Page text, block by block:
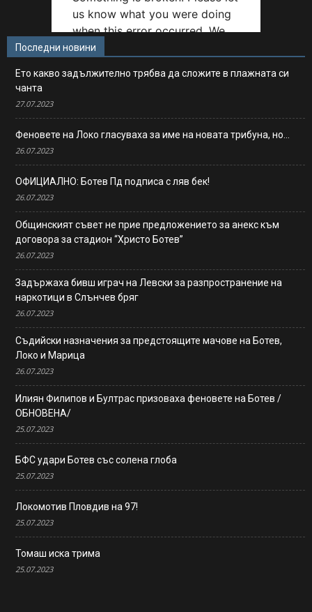
Последни новини
Ето какво задължително трябва да сложите в плажната си
чанта
27.07.2023
Феновете на Локо гласуваха за име на новата трибуна, но…
26.07.2023
ОФИЦИАЛНО: Ботев Пд подписа с ляв бек!
26.07.2023
Общинският съвет не прие предложението за анекс към
договора за стадион “Христо Ботев”
26.07.2023
Задържаха бивш играч на Левски за разпространение на
наркотици в Слънчев бряг
26.07.2023
Съдийски назначения за предстоящите мачове на Ботев,
Локо и Марица
26.07.2023
Илиян Филипов и Бултрас призоваха феновете на Ботев /
ОБНОВЕНА/
25.07.2023
БФС удари Ботев със солена глоба
25.07.2023
Локомотив Пловдив на 97!
25.07.2023
Томаш иска трима
25.07.2023